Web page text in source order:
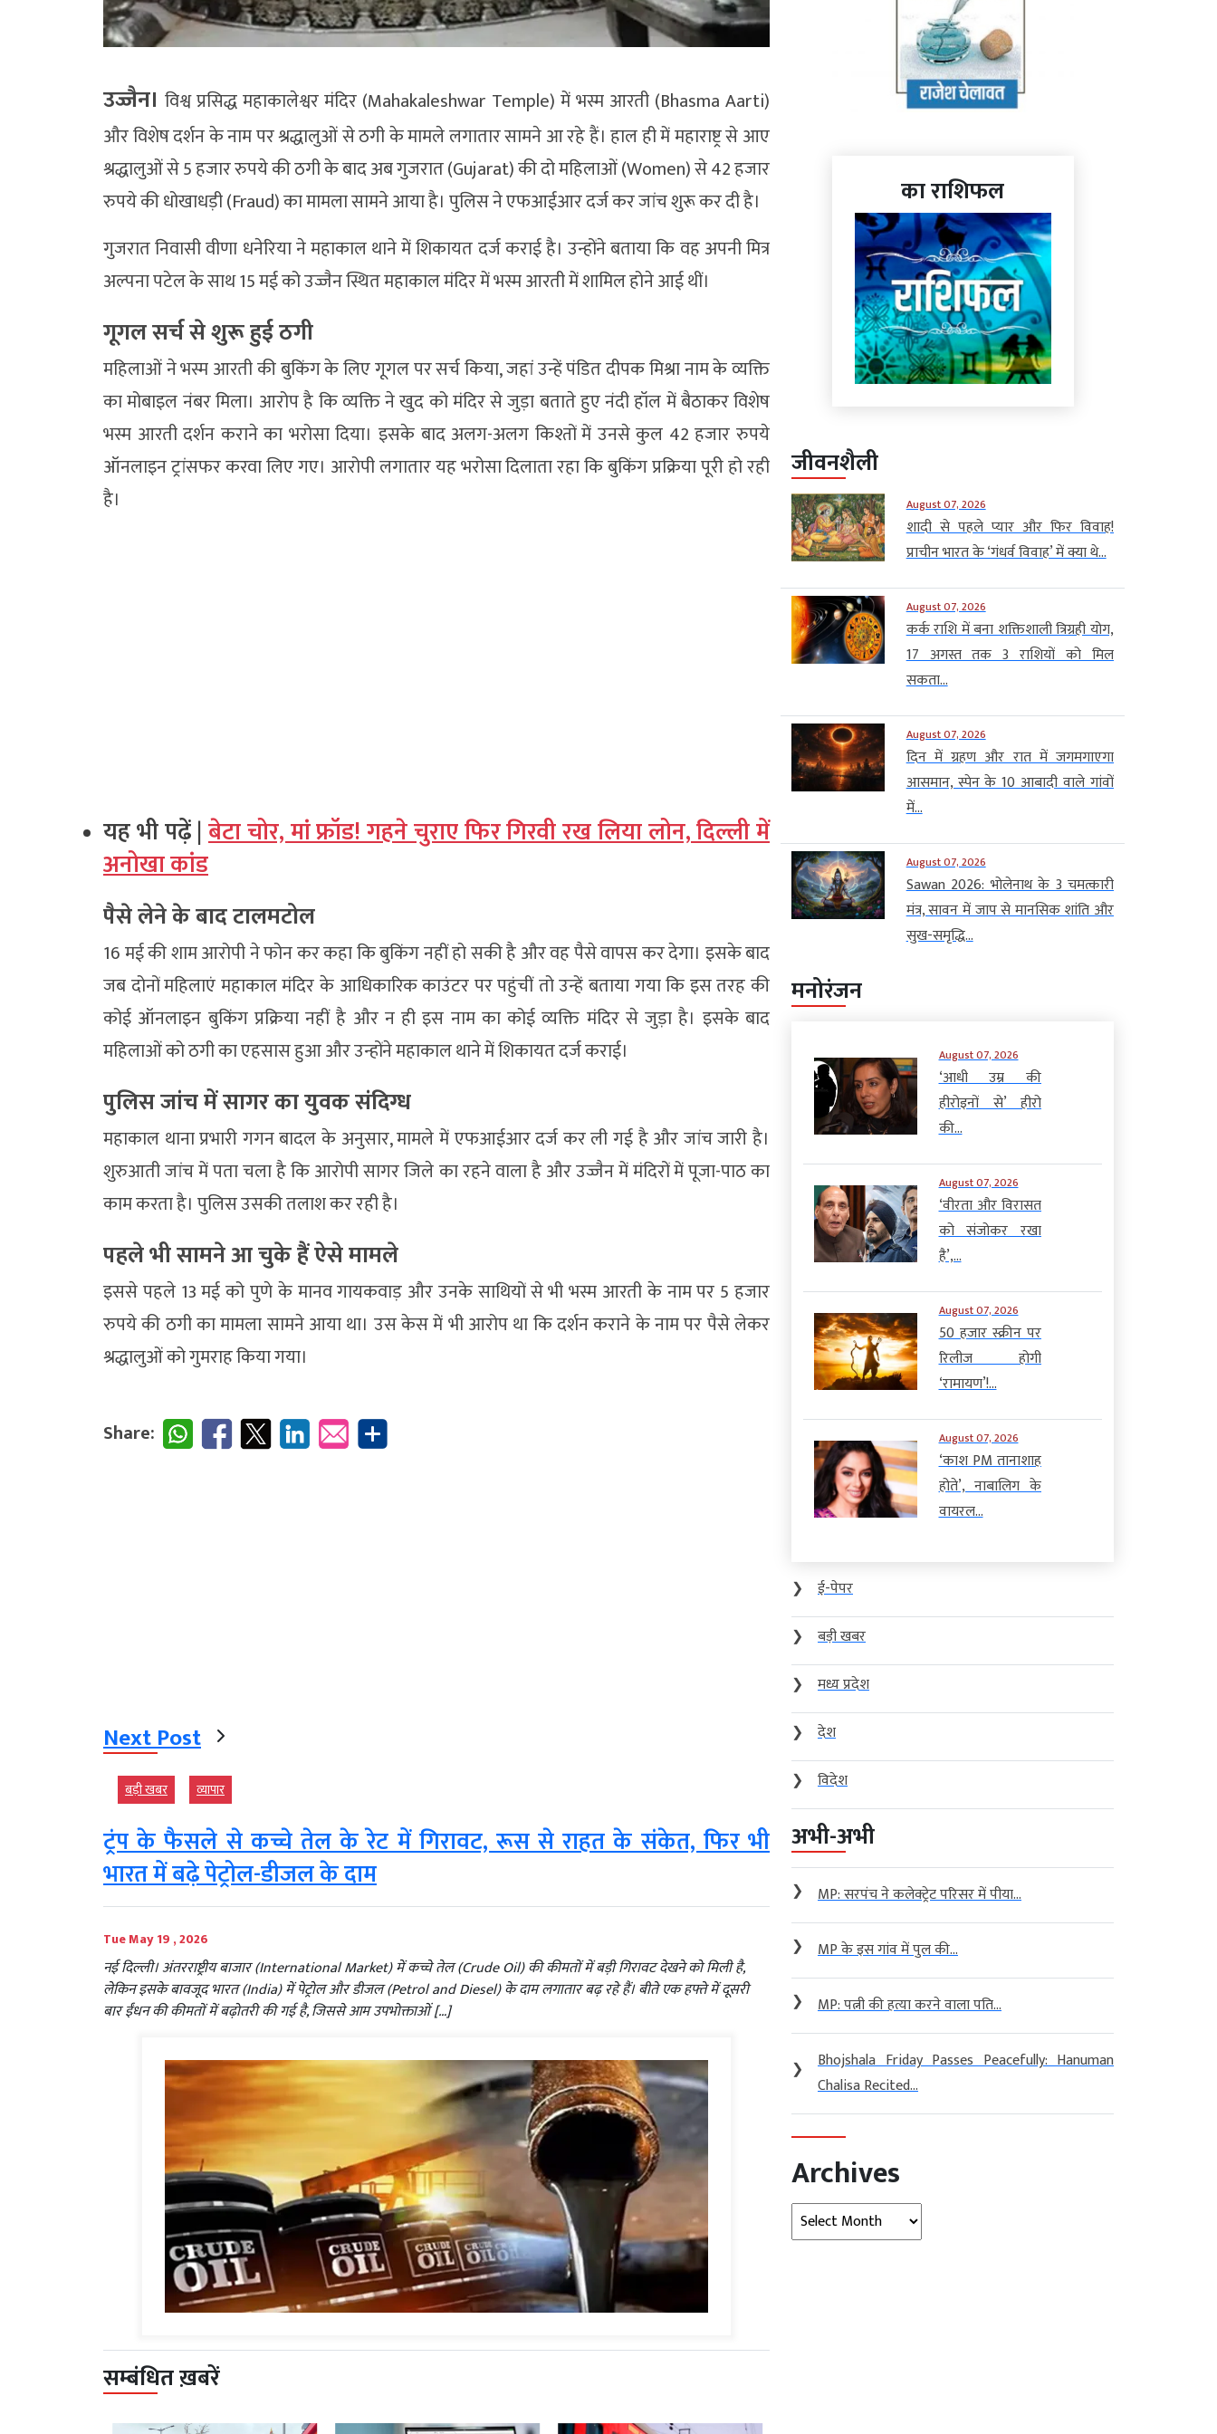
उज्जैन। विश्व प्रसिद्ध महाकालेश्वर मंदिर (Mahakaleshwar Temple) में भस्म आरती (Bhasma Aarti)
और विशेष दर्शन के नाम पर श्रद्धालुओं से ठगी के मामले लगातार सामने आ रहे हैं। हाल ही में महाराष्ट्र से आए
श्रद्धालुओं से 5 हजार रुपये की ठगी के बाद अब गुजरात (Gujarat) की दो महिलाओं (Women) से 42 हजार
रुपये की धोखाधड़ी (Fraud) का मामला सामने आया है। पुलिस ने एफआईआर दर्ज कर जांच शुरू कर दी है।
गुजरात निवासी वीणा धनेरिया ने महाकाल थाने में शिकायत दर्ज कराई है। उन्होंने बताया कि वह अपनी मित्र
अल्पना पटेल के साथ 15 मई को उज्जैन स्थित महाकाल मंदिर में भस्म आरती में शामिल होने आई थीं।
गूगल सर्च से शुरू हुई ठगी
महिलाओं ने भस्म आरती की बुकिंग के लिए गूगल पर सर्च किया, जहां उन्हें पंडित दीपक मिश्रा नाम के व्यक्ति
का मोबाइल नंबर मिला। आरोप है कि व्यक्ति ने खुद को मंदिर से जुड़ा बताते हुए नंदी हॉल में बैठाकर विशेष
भस्म आरती दर्शन कराने का भरोसा दिया। इसके बाद अलग-अलग किश्तों में उनसे कुल 42 हजार रुपये
ऑनलाइन ट्रांसफर करवा लिए गए। आरोपी लगातार यह भरोसा दिलाता रहा कि बुकिंग प्रक्रिया पूरी हो रही
है।
यह भी पढ़ें |बेटा चोर, मां फ्रॉड! गहने चुराए फिर गिरवी रख लिया लोन, दिल्ली में
अनोखा कांड
पैसे लेने के बाद टालमटोल
16 मई की शाम आरोपी ने फोन कर कहा कि बुकिंग नहीं हो सकी है और वह पैसे वापस कर देगा। इसके बाद
जब दोनों महिलाएं महाकाल मंदिर के आधिकारिक काउंटर पर पहुंचीं तो उन्हें बताया गया कि इस तरह की
कोई ऑनलाइन बुकिंग प्रक्रिया नहीं है और न ही इस नाम का कोई व्यक्ति मंदिर से जुड़ा है। इसके बाद
महिलाओं को ठगी का एहसास हुआ और उन्होंने महाकाल थाने में शिकायत दर्ज कराई।
पुलिस जांच में सागर का युवक संदिग्ध
महाकाल थाना प्रभारी गगन बादल के अनुसार, मामले में एफआईआर दर्ज कर ली गई है और जांच जारी है।
शुरुआती जांच में पता चला है कि आरोपी सागर जिले का रहने वाला है और उज्जैन में मंदिरों में पूजा-पाठ का
काम करता है। पुलिस उसकी तलाश कर रही है।
पहले भी सामने आ चुके हैं ऐसे मामले
इससे पहले 13 मई को पुणे के मानव गायकवाड़ और उनके साथियों से भी भस्म आरती के नाम पर 5 हजार
रुपये की ठगी का मामला सामने आया था। उस केस में भी आरोप था कि दर्शन कराने के नाम पर पैसे लेकर
श्रद्धालुओं को गुमराह किया गया।
Share:
Next Post
बड़ी खबर व्‍यापार
ट्रंप के फैसले से कच्चे तेल के रेट में गिरावट, रूस से राहत के संकेत, फिर भी
भारत में बढ़े पेट्रोल-डीजल के दाम
Tue May 19 , 2026
नई दिल्ली। अंतरराष्ट्रीय बाजार (International Market) में कच्चे तेल (Crude Oil) की कीमतों में बड़ी गिरावट देखने को मिली है,
लेकिन इसके बावजूद भारत (India) में पेट्रोल और डीजल (Petrol and Diesel) के दाम लगातार बढ़ रहे हैं। बीते एक हफ्ते में दूसरी
बार ईंधन की कीमतों में बढ़ोतरी की गई है, जिससे आम उपभोक्ताओं […]
सम्बंधित ख़बरें
का राशिफल
जीवनशैली
August 07, 2026
शादी से पहले प्यार और फिर विवाह!
प्राचीन भारत के ‘गंधर्व विवाह’ में क्या थे...
August 07, 2026
कर्क राशि में बना शक्तिशाली त्रिग्रही योग,
17 अगस्त तक 3 राशियों को मिल
सकता...
August 07, 2026
दिन में ग्रहण और रात में जगमगाएगा
आसमान, स्पेन के 10 आबादी वाले गांवों
में...
August 07, 2026
Sawan 2026: भोलेनाथ के 3 चमत्कारी
मंत्र, सावन में जाप से मानसिक शांति और
सुख-समृद्धि...
मनोरंजन
August 07, 2026
‘आधी उम्र की
हीरोइनों से’ हीरो
की...
August 07, 2026
‘वीरता और विरासत
को संजोकर रखा
है’,...
August 07, 2026
50 हजार स्क्रीन पर
रिलीज होगी
‘रामायण’!...
August 07, 2026
‘काश PM तानाशाह
होते’, नाबालिग के
वायरल...
❯
ई-पेपर
❯
बड़ी खबर
❯
मध्य प्रदेश
❯
देश
❯
विदेश
अभी-अभी
❯ MP: सरपंच ने कलेक्ट्रेट परिसर में पीया...
❯ MP के इस गांव में पुल की...
❯ MP: पत्नी की हत्या करने वाला पति...
❯
Bhojshala Friday Passes Peacefully: Hanuman
Chalisa Recited...
Archives
Archives